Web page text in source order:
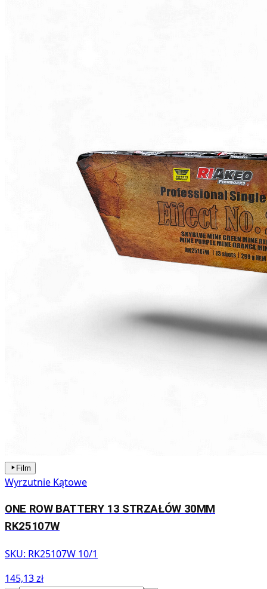
Film
Wyrzutnie Kątowe
ONE ROW BATTERY 13 STRZAŁÓW 30MM
RK25107W
SKU: RK25107W 10/1
145,13 zł